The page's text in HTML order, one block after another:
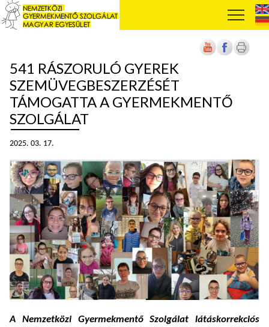
541 RÁSZORULÓ GYEREK
SZEMÜVEGBESZERZÉSÉT
TÁMOGATTA A GYERMEKMENTŐ
SZOLGÁLAT
2025. 03. 17.
A Nemzetközi Gyermekmentő Szolgálat látáskorrekciós